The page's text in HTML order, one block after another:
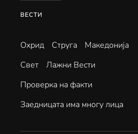
ВЕСТИ
Охрид Струга
Македонија
Свет
Лажни Вести
Проверка на факти
Заедницата има многу лица